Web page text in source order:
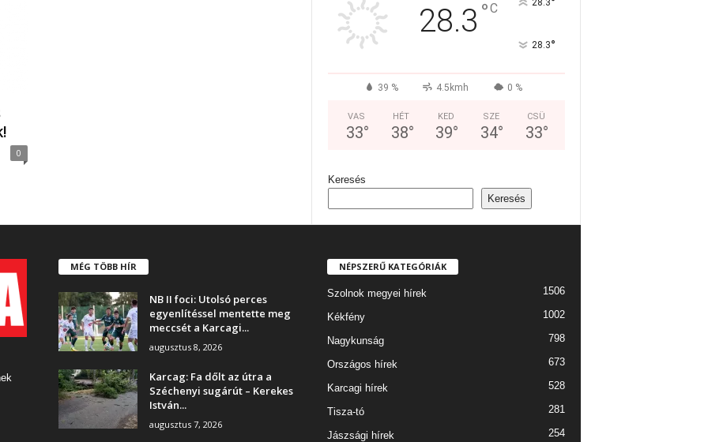
0
28.3 °C 28.3
28.3°
39 % 4.5kmh 0 %
VAS
33°
HÉT
38°
KED
39°
SZE
34°
CSÜ
33°
Keresés
Keresés
MÉG TÖBB HÍR
NB II foci: Utolsó perces
egyenlítéssel mentette meg
meccsét a Karcagi...
augusztus 8, 2026
Karcag: Fa dőlt az útra a
Széchenyi sugárút – Kerekes
István...
augusztus 7, 2026
NÉPSZERŰ KATEGÓRIÁK
Szolnok megyei hírek 1506
Kékfény 1002
Nagykunság 798
Országos hírek 673
Karcagi hírek 528
Tisza-tó 281
Jászsági hírek 254